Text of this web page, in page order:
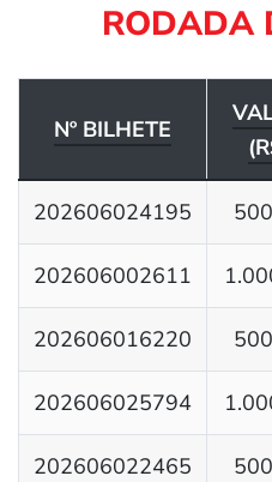
RODADA
Nº BILHETE
202606024195
202606002611
202606016220
202606025794
202606022465